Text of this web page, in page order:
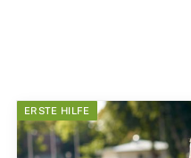
ERSTE HILFE